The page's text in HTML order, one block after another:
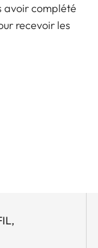
avoir complété
recevoir les